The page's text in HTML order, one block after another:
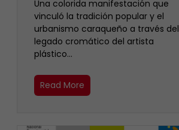
Una colorida manifestación que
vinculó la tradición popular y el
urbanismo caraqueño a través del
legado cromático del artista
plástico…
Read More